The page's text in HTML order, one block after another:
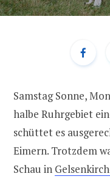
Samstag Sonne,
halbe Ruhrgebiet
schüttet es
Eimern. Trotzdem
Schau in